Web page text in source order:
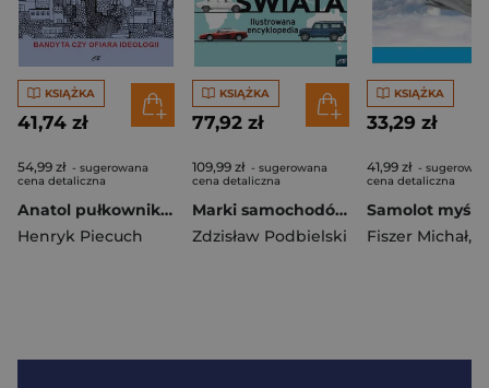
KSIĄŻKA
41,74 zł
54,99 zł - sugerowana
cena detaliczna
Anatol pułkownik Fejgin Bandyta czy ofiara ideologii?
Henryk Piecuch
KSIĄŻKA
77,92 zł
109,99 zł - sugerowana
cena detaliczna
Marki samochodów świata Ilustrowana encyklopedia
Zdzisław Podbielski
KSIĄŻKA
33,29 zł
41,99 zł -
cena detaliczna
Fiszer Michał,